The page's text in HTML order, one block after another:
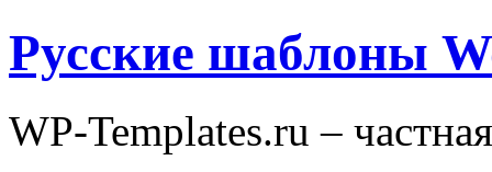
Русские шаблоны
WP-Templates.ru –